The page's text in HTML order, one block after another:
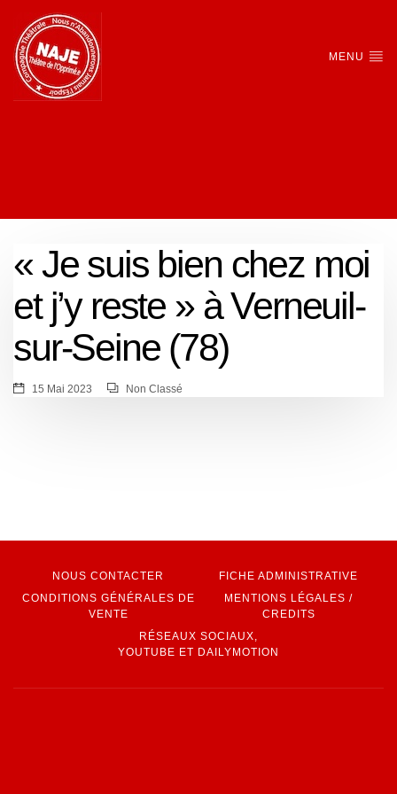
MENU
« Je suis bien chez moi
et j’y reste » à Verneuil-
sur-Seine (78)
15 Mai 2023 Non Classé
NOUS CONTACTER
FICHE ADMINISTRATIVE
CONDITIONS GÉNÉRALES DE
VENTE
MENTIONS LÉGALES /
CREDITS
RÉSEAUX SOCIAUX,
YOUTUBE ET DAILYMOTION